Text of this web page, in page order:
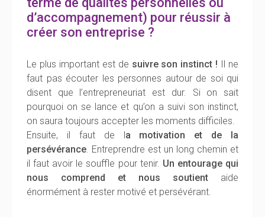
d’accompagnement) pour réussir à
créer son entreprise ?
Le plus important est de suivre son instinct ! Il ne
faut pas écouter les personnes autour de soi qui
disent que l’entrepreneuriat est dur. Si on sait
pourquoi on se lance et qu’on a suivi son instinct,
on saura toujours accepter les moments difficiles.
Ensuite, il faut de la motivation et de la
persévérance . Entreprendre est un long chemin et
il faut avoir le souffle pour tenir. Un entourage qui
nous comprend et nous soutient aide
énormément à rester motivé et persévérant.